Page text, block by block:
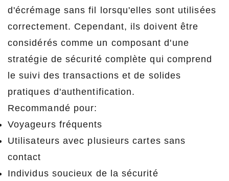
d'écrémage sans fil lorsqu'elles sont utilisées
correctement. Cependant, ils doivent être
considérés comme un composant d'une
stratégie de sécurité complète qui comprend
le suivi des transactions et de solides
pratiques d'authentification.
Recommandé pour:
Voyageurs fréquents
Utilisateurs avec plusieurs cartes sans
contact
Individus soucieux de la sécurité